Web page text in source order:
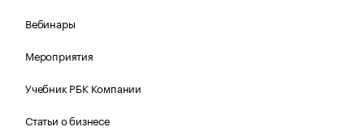
Вебинары
Мероприятия
Учебник РБК Компании
Статьи о бизнесе